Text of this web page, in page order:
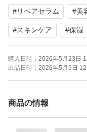
リペアセラム 75ml
ブランド：ー
ブランド：
#リペアセラム #美
#スキンケア #保湿
購入日時： 2026年5月23日
出品日時： 2026年5月9日
商品の情報